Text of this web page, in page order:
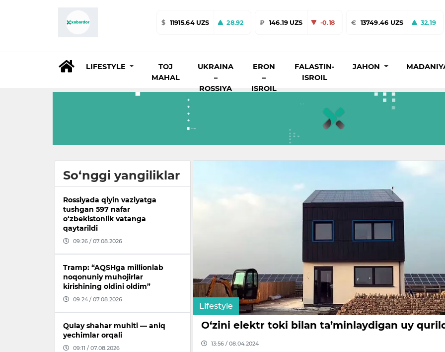
$ 11915.64 UZS 28.92 ₽ 146.19 UZS -0.18 € 13749.46 UZS 32.19
LIFESTYLE
TOJ
MAHAL
UKRAINA
–
ROSSIYA
ERON
–
ISROIL
FALASTIN-
ISROIL
JAHON
So‘nggi yangiliklar
Rossiyada qiyin vaziyatga
tushgan 597 nafar
o‘zbekistonlik vatanga
qaytarildi
09:26 / 07.08.2026
Tramp: “AQSHga millionlab
noqonuniy muhojirlar
kirishining oldini oldim”
09:24 / 07.08.2026
Qulay shahar muhiti — aniq
yechimlar orqali
09:11 / 07.08.2026
Lifestyle
O‘zini elektr toki bilan ta’minlaydigan uy
13:56 / 08.04.2024